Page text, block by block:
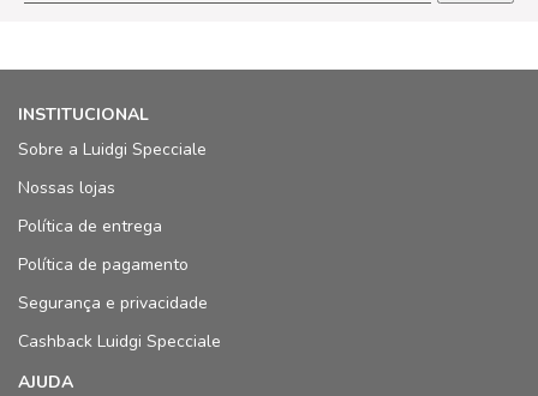
INSTITUCIONAL
Sobre a Luidgi Specciale
Nossas lojas
Política de entrega
Política de pagamento
Segurança e privacidade
Cashback Luidgi Specciale
AJUDA